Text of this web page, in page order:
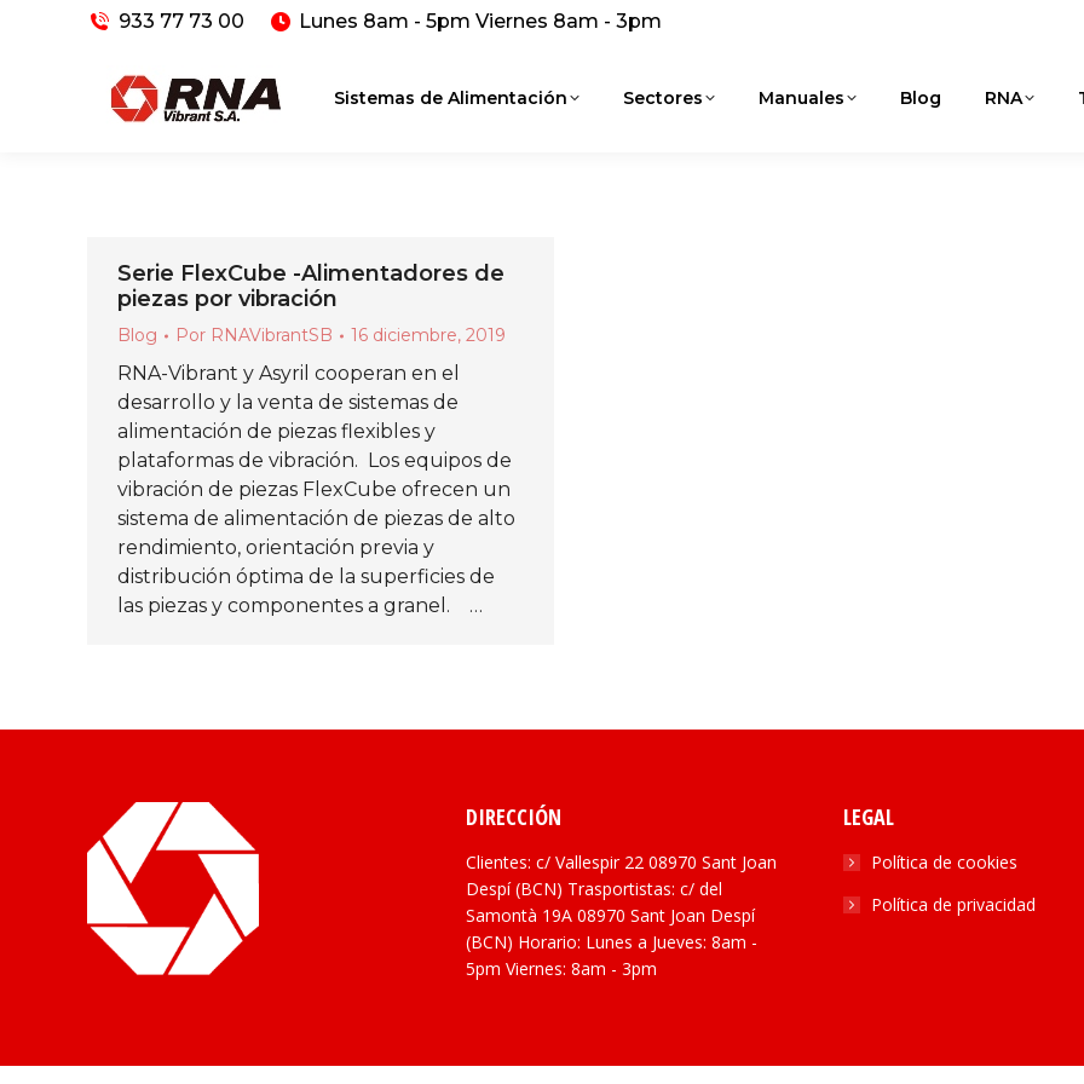
933 77 73 00 Lunes 8am - 5pm Viernes 8am - 3pm
Sistemas de Alimentación Sectores Manuales Blog RNA
Serie FlexCube -Alimentadores de
piezas por vibración
Blog Por RNAVibrantSB 16 diciembre, 2019
RNA-Vibrant y Asyril cooperan en el
desarrollo y la venta de sistemas de
alimentación de piezas flexibles y
plataformas de vibración. Los equipos de
vibración de piezas FlexCube ofrecen un
sistema de alimentación de piezas de alto
rendimiento, orientación previa y
distribución óptima de la superficies de
las piezas y componentes a granel. …
DIRECCIÓN
Clientes: c/ Vallespir 22 08970 Sant Joan
Despí (BCN) Trasportistas: c/ del
Samontà 19A 08970 Sant Joan Despí
(BCN) Horario: Lunes a Jueves: 8am -
5pm Viernes: 8am - 3pm
LEGAL
Política de cookies
Política de privacidad